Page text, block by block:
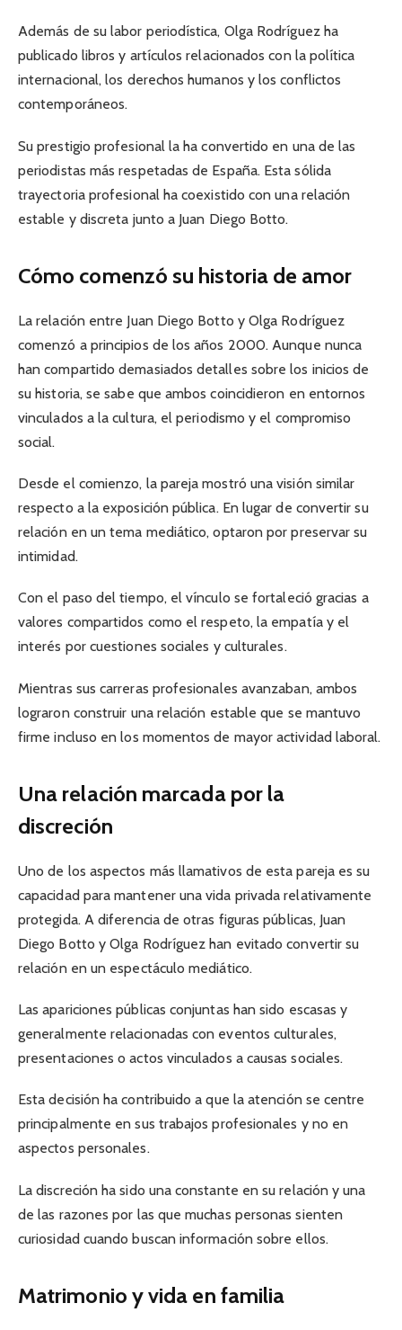
Además de su labor periodística, Olga Rodríguez ha
publicado libros y artículos relacionados con la política
internacional, los derechos humanos y los conflictos
contemporáneos.
Su prestigio profesional la ha convertido en una de las
periodistas más respetadas de España. Esta sólida
trayectoria profesional ha coexistido con una relación
estable y discreta junto a Juan Diego Botto.
Cómo comenzó su historia de amor
La relación entre Juan Diego Botto y Olga Rodríguez
comenzó a principios de los años 2000. Aunque nunca
han compartido demasiados detalles sobre los inicios de
su historia, se sabe que ambos coincidieron en entornos
vinculados a la cultura, el periodismo y el compromiso
social.
Desde el comienzo, la pareja mostró una visión similar
respecto a la exposición pública. En lugar de convertir su
relación en un tema mediático, optaron por preservar su
intimidad.
Con el paso del tiempo, el vínculo se fortaleció gracias a
valores compartidos como el respeto, la empatía y el
interés por cuestiones sociales y culturales.
Mientras sus carreras profesionales avanzaban, ambos
lograron construir una relación estable que se mantuvo
firme incluso en los momentos de mayor actividad laboral.
Una relación marcada por la
discreción
Uno de los aspectos más llamativos de esta pareja es su
capacidad para mantener una vida privada relativamente
protegida. A diferencia de otras figuras públicas, Juan
Diego Botto y Olga Rodríguez han evitado convertir su
relación en un espectáculo mediático.
Las apariciones públicas conjuntas han sido escasas y
generalmente relacionadas con eventos culturales,
presentaciones o actos vinculados a causas sociales.
Esta decisión ha contribuido a que la atención se centre
principalmente en sus trabajos profesionales y no en
aspectos personales.
La discreción ha sido una constante en su relación y una
de las razones por las que muchas personas sienten
curiosidad cuando buscan información sobre ellos.
Matrimonio y vida en familia